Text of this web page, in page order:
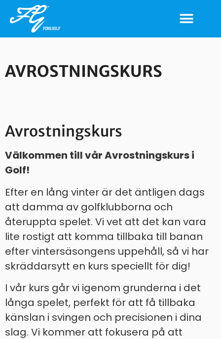
AVROSTNINGSKURS
Avrostningskurs
Välkommen till vår Avrostningskurs i
Golf!
Efter en lång vinter är det äntligen dags
att damma av golfklubborna och
återuppta spelet. Vi vet att det kan vara
lite rostigt att komma tillbaka till banan
efter vintersäsongens uppehåll, så vi har
skräddarsytt en kurs speciellt för dig!
I vår kurs går vi igenom grunderna i det
långa spelet, perfekt för att få tillbaka
känslan i svingen och precisionen i dina
slag. Vi kommer att fokusera på att